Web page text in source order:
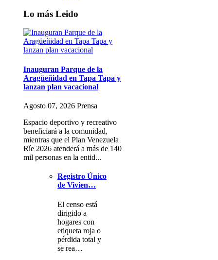
Lo más Leido
Inauguran Parque de la
Aragüeñidad en Tapa Tapa y
lanzan plan vacacional
Agosto 07, 2026 Prensa
Espacio deportivo y recreativo
beneficiará a la comunidad,
mientras que el Plan Venezuela
Ríe 2026 atenderá a más de 140
mil personas en la entid...
Registro Único
de Vivien…
El censo está
dirigido a
hogares con
etiqueta roja o
pérdida total y
se rea…